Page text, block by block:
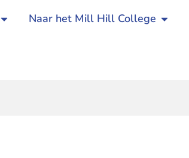
Naar het Mill Hill College